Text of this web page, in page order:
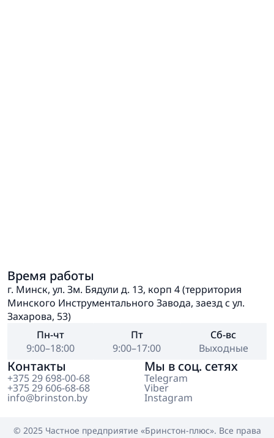
Время работы
г. Минск, ул. Зм. Бядули д. 13, корп 4 (территория
Минского Инструментального Завода, заезд с ул.
Захарова, 53)
Пн-чт
9:00–18:00
Пт
9:00–17:00
Сб-вс
Выходные
Контакты
+375 29 698-00-68
+375 29 606-68-68
info@brinston.by
Мы в соц. сетях
Telegram
Viber
Instagram
© 2025 Частное предприятие «Бринстон-плюс». Все права